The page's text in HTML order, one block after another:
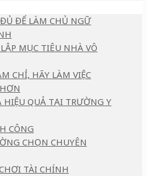
ĐỂ LÀM CHỦ NGỮ
MỤC TIÊU NHÀ VÔ
CHỈ, HÃY LÀM VIỆC
QUẢ TẠI TRƯỜNG Y
CÔNG
CHỌN CHUYÊN
TÀI CHÍNH